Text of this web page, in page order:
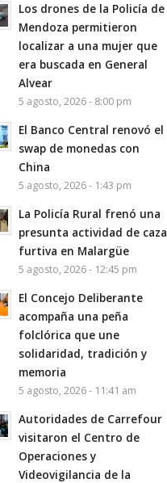
Los drones de la Policía de
Mendoza permitieron
localizar a una mujer que
era buscada en General
Alvear
5 agosto, 2026 - 8:00 pm
El Banco Central renovó el
swap de monedas con
China
5 agosto, 2026 - 1:43 pm
La Policía Rural frenó una
presunta actividad de caza
furtiva en Malargüe
5 agosto, 2026 - 12:45 pm
El Concejo Deliberante
acompaña una peña
folclórica que une
solidaridad, tradición y
memoria
5 agosto, 2026 - 11:41 am
Autoridades de Carrefour
visitaron el Centro de
Operaciones y
Videovigilancia de la